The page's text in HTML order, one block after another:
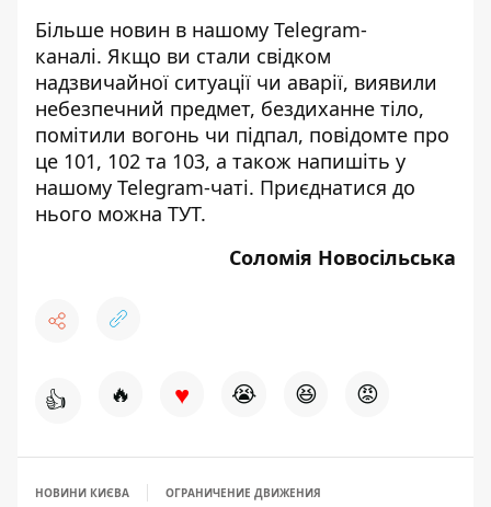
Більше новин в нашому Telegram-
каналі. Якщо ви стали свідком
надзвичайної ситуації чи аварії, виявили
небезпечний предмет, бездиханне тіло,
помітили вогонь чи підпал, повідомте про
це 101, 102 та 103, а також напишіть у
нашому Telegram-чаті. Приєднатися до
нього можна ТУТ.
Соломія Новосільська
👍 🔥 ♥ 😭 😆 😡
НОВИНИ КИЄВА ОГРАНИЧЕНИЕ ДВИЖЕНИЯ